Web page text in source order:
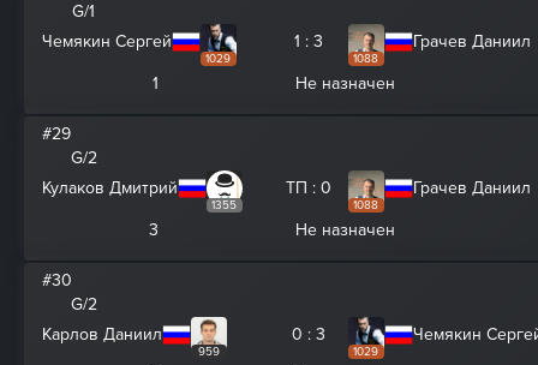
G/1
Чемякин Сергей
1029
1 : 3
1088
Грачев Даниил
1 Не назначен
#29
G/2
Кулаков Дмитрий
1355
ТП : 0
1088
Грачев Даниил
3 Не назначен
#30
G/2
Карлов Даниил
959
0 : 3
1029
Чемякин